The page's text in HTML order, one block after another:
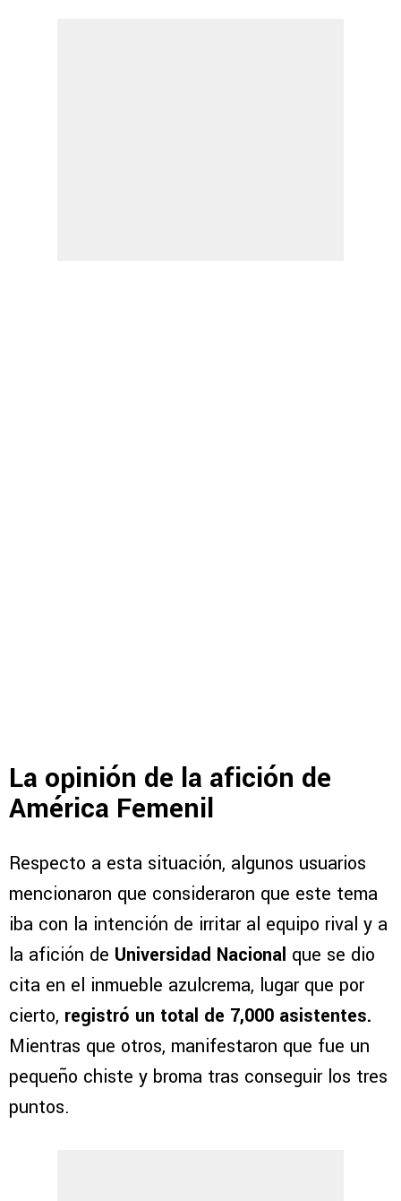
La opinión de la afición de
América Femenil
Respecto a esta situación, algunos usuarios
mencionaron que consideraron que este tema
iba con la intención de irritar al equipo rival y a
la afición de Universidad Nacional que se dio
cita en el inmueble azulcrema, lugar que por
cierto, registró un total de 7,000 asistentes.
Mientras que otros, manifestaron que fue un
pequeño chiste y broma tras conseguir los tres
puntos.